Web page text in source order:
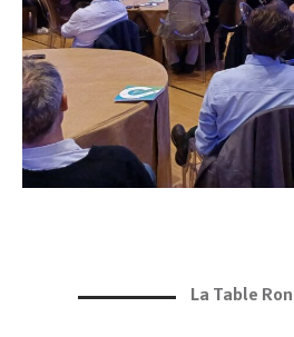
La Table